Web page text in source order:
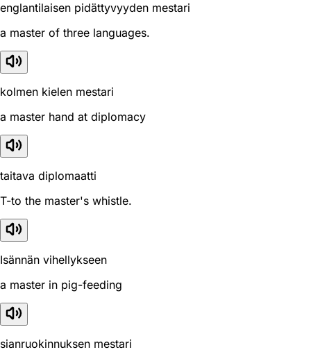
englantilaisen pidättyvyyden mestari
a master of three languages.
kolmen kielen mestari
a master hand at diplomacy
taitava diplomaatti
T-to the master's whistle.
Isännän vihellykseen
a master in pig-feeding
sianruokinnuksen mestari